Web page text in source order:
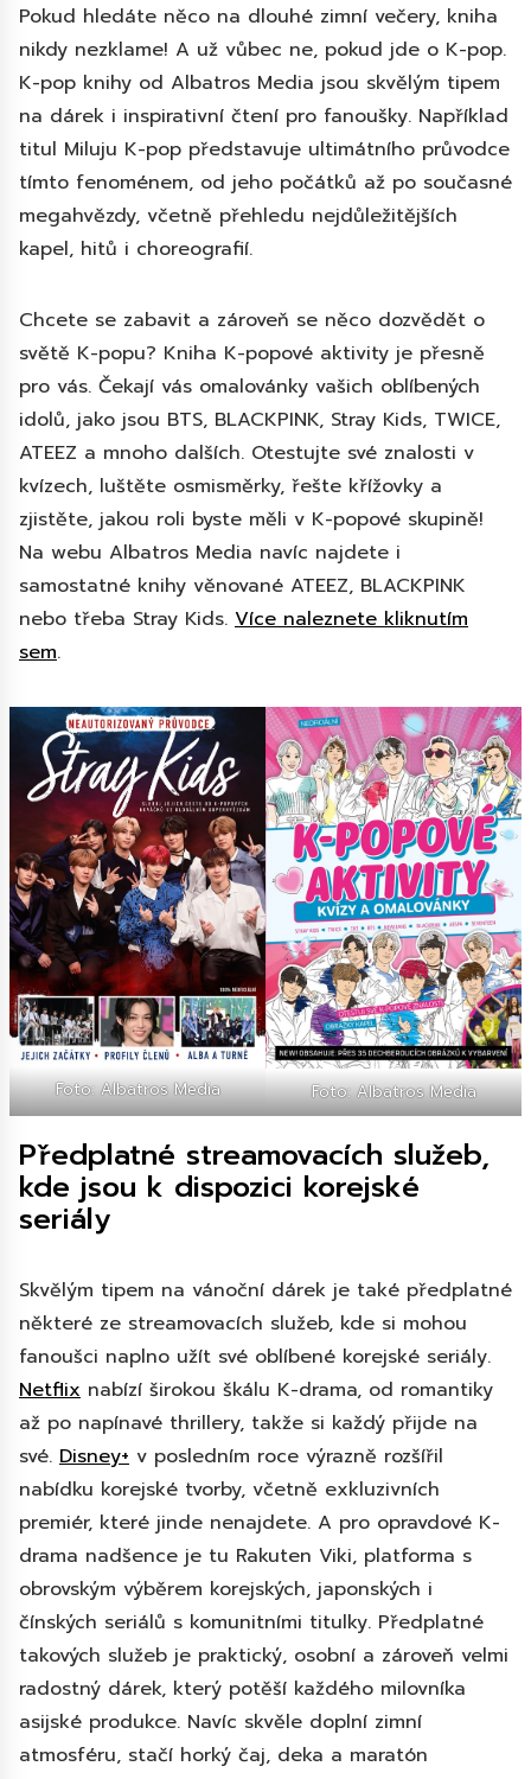
Pokud hledáte něco na dlouhé zimní večery, kniha
nikdy nezklame! A už vůbec ne, pokud jde o K-pop.
K-pop knihy od Albatros Media jsou skvělým tipem
na dárek i inspirativní čtení pro fanoušky. Například
titul Miluju K-pop představuje ultimátního průvodce
tímto fenoménem, od jeho počátků až po současné
megahvězdy, včetně přehledu nejdůležitějších
kapel, hitů i choreografií.
Chcete se zabavit a zároveň se něco dozvědět o
světě K-popu? Kniha K-popové aktivity je přesně
pro vás. Čekají vás omalovánky vašich oblíbených
idolů, jako jsou BTS, BLACKPINK, Stray Kids, TWICE,
ATEEZ a mnoho dalších. Otestujte své znalosti v
kvízech, luštěte osmisměrky, řešte křížovky a
zjistěte, jakou roli byste měli v K-popové skupině!
Na webu Albatros Media navíc najdete i
samostatné knihy věnované ATEEZ, BLACKPINK
nebo třeba Stray Kids. Více naleznete kliknutím
sem.
Foto: Albatros Media Foto: Albatros Media
Předplatné streamovacích služeb,
kde jsou k dispozici korejské
seriály
Skvělým tipem na vánoční dárek je také předplatné
některé ze streamovacích služeb, kde si mohou
fanoušci naplno užít své oblíbené korejské seriály.
Netflix nabízí širokou škálu K-drama, od romantiky
až po napínavé thrillery, takže si každý přijde na
své. Disney+ v posledním roce výrazně rozšířil
nabídku korejské tvorby, včetně exkluzivních
premiér, které jinde nenajdete. A pro opravdové K-
drama nadšence je tu Rakuten Viki, platforma s
obrovským výběrem korejských, japonských i
čínských seriálů s komunitními titulky. Předplatné
takových služeb je praktický, osobní a zároveň velmi
radostný dárek, který potěší každého milovníka
asijské produkce. Navíc skvěle doplní zimní
atmosféru, stačí horký čaj, deka a maratón